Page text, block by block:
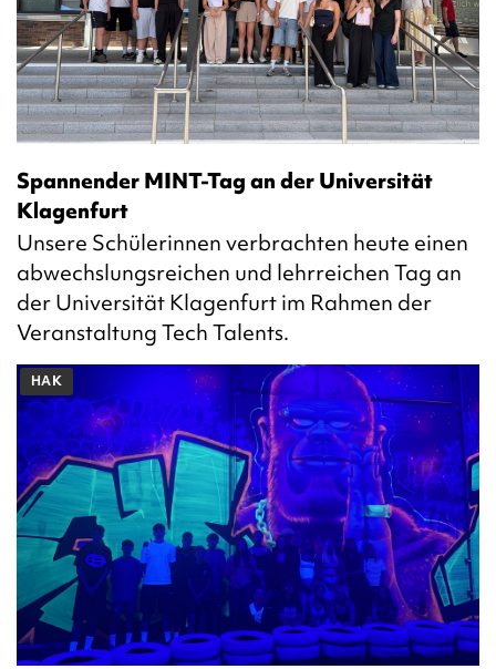
Spannender MINT-Tag an der Universität
Klagenfurt
Unsere Schülerinnen verbrachten heute einen
abwechslungsreichen und lehrreichen Tag an
der Universität Klagenfurt im Rahmen der
Veranstaltung Tech Talents.
HAK